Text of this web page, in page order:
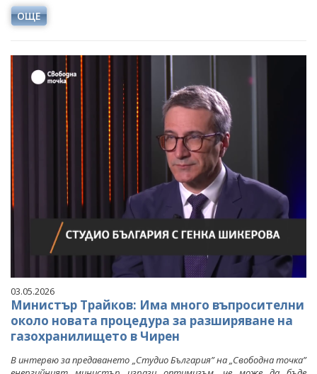
ОЩЕ
03.05.2026
Министър Трайков: Има много въпросителни
около новата процедура за разширяване на
газохранилището в Чирен
В интервю за предаването „Студио България” на „Свободна точка”